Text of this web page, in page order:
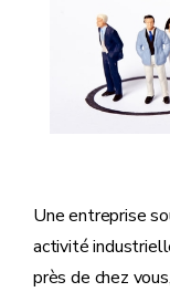
Une entreprise
activité
près de chez